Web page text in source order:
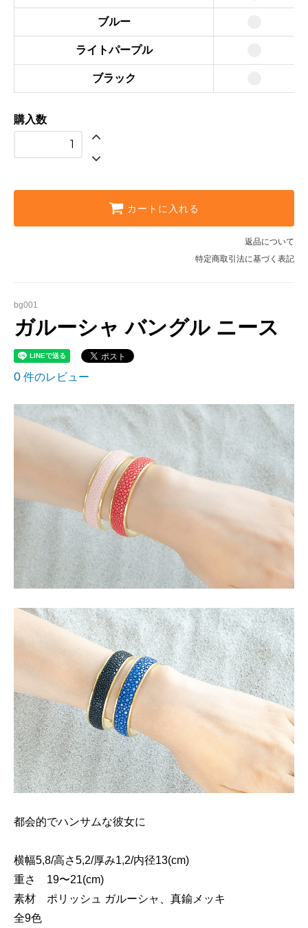
ブルー
ライトパープル
ブラック
購入数
カートに入れる
返品について
特定商取引法に基づく表記
bg001
ガルーシャ バングル ニース
0 件のレビュー
都会的でハンサムな彼女に
横幅5,8/高さ5,2/厚み1,2/内径13(cm)
重さ 19〜21(cm)
素材 ポリッシュ ガルーシャ、真鍮メッキ
全9色